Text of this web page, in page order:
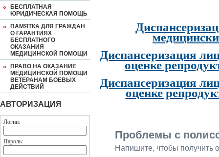
БЕСПЛАТНАЯ
ЮРИДИЧЕСКАЯ ПОМОЩЬ
ПАМЯТКА ДЛЯ ГРАЖДАН
О ГАРАНТИЯХ
БЕСПЛАТНОГО
ОКАЗАНИЯ
МЕДИЦИНСКОЙ ПОМОЩИ
ПРАВО НА ОКАЗАНИЕ
МЕДИЦИНСКОЙ ПОМОЩИ
ВЕТЕРАНАМ БОЕВЫХ
ДЕЙСТВИЙ
АВТОРИЗАЦИЯ
Логин:
Пароль:
Диспансеризация
оценке
Диспансеризация
оценке
Проблемы с
Напишите, чтобы получить